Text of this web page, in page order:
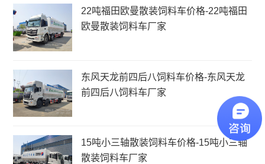
22吨福田欧曼散装饲料车价格-22吨福田
欧曼散装饲料车厂家
东风天龙前四后八饲料车价格-东风天龙
前四后八饲料车厂家
15吨小三轴散装饲料车价格-15吨小三轴
散装饲料车厂家